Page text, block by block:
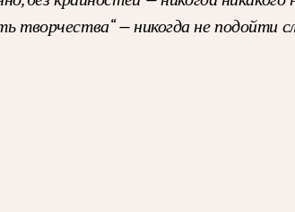
творчества“ — никогда не подойти